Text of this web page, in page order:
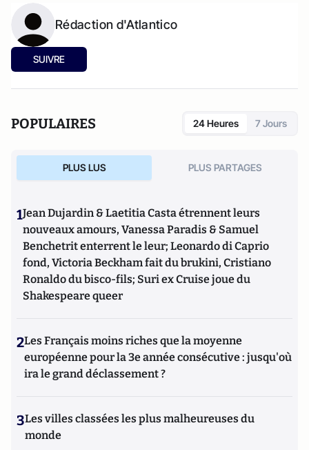
Rédaction d'Atlantico
SUIVRE
POPULAIRES 24 Heures 7 Jours
PLUS LUS PLUS PARTAGES
1Jean Dujardin & Laetitia Casta étrennent leurs
nouveaux amours, Vanessa Paradis & Samuel
Benchetrit enterrent le leur; Leonardo di Caprio
fond, Victoria Beckham fait du brukini, Cristiano
Ronaldo du bisco-fils; Suri ex Cruise joue du
Shakespeare queer
2Les Français moins riches que la moyenne
européenne pour la 3e année consécutive : jusqu'où
ira le grand déclassement ?
3Les villes classées les plus malheureuses du
monde